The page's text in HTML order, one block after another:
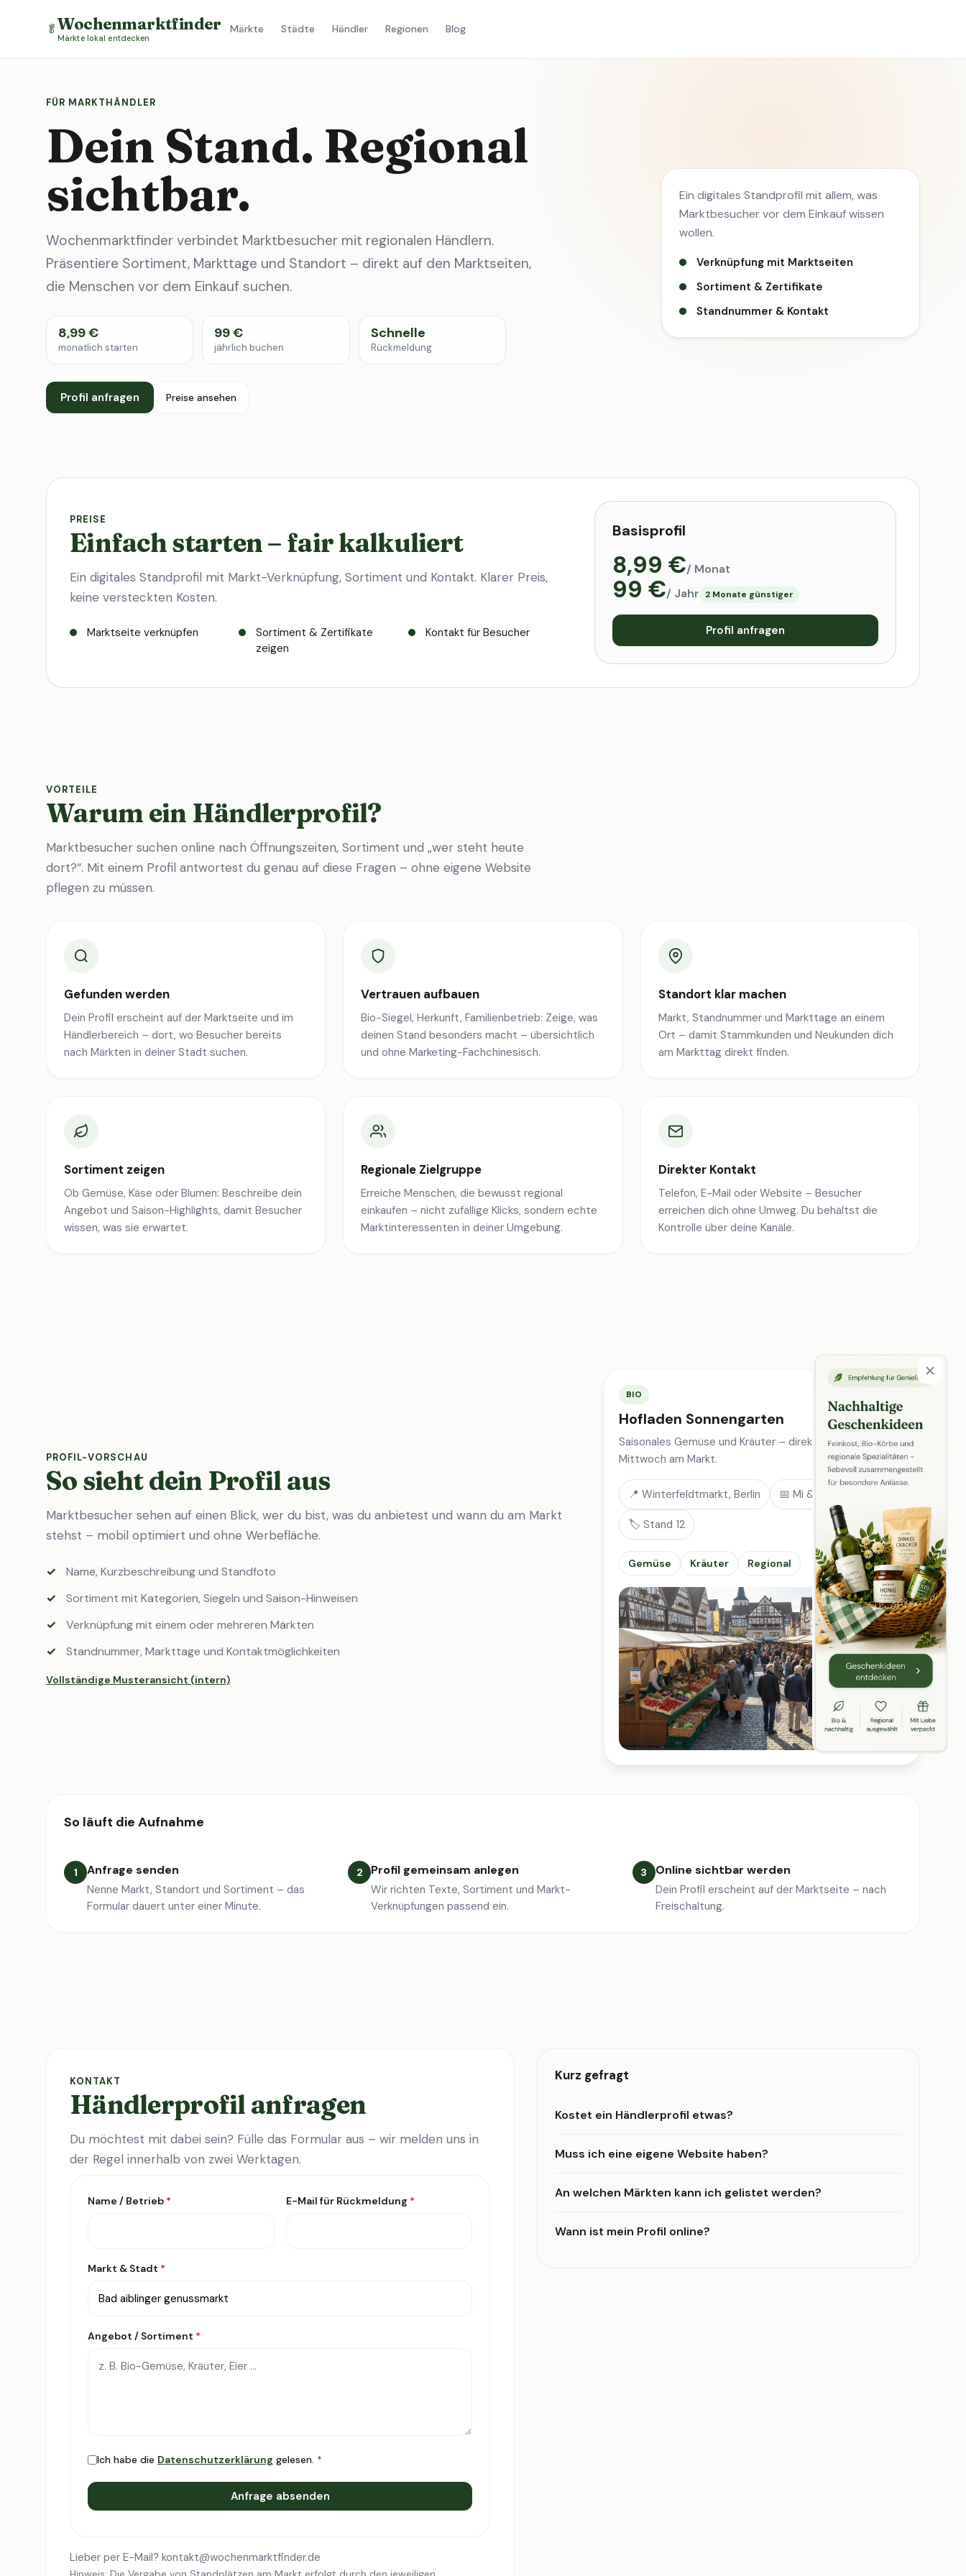
🥬Wochenmarktfinder
Märkte lokal entdecken
Märkte Städte Händler Regionen Blog
FÜR MARKTHÄNDLER
Dein Stand. Regional
sichtbar.
Wochenmarktfinder verbindet Marktbesucher mit regionalen Händlern.
Präsentiere Sortiment, Markttage und Standort – direkt auf den Marktseiten,
die Menschen vor dem Einkauf suchen.
8,99 €
monatlich starten
99 €
jährlich buchen
Schnelle
Rückmeldung
Profil anfragen Preise ansehen
Ein digitales Standprofil mit allem, was
Marktbesucher vor dem Einkauf wissen
wollen.
Verknüpfung mit Marktseiten
Sortiment & Zertifikate
Standnummer & Kontakt
PREISE
Einfach starten – fair kalkuliert
Ein digitales Standprofil mit Markt-Verknüpfung, Sortiment und Kontakt. Klarer Preis,
keine versteckten Kosten.
Marktseite verknüpfen
Sortiment & Zertifikate
zeigen
Kontakt für Besucher
Basisprofil
8,99 €/ Monat
99 €/ Jahr 2 Monate günstiger
Profil anfragen
VORTEILE
Warum ein Händlerprofil?
Marktbesucher suchen online nach Öffnungszeiten, Sortiment und „wer steht heute
dort?“. Mit einem Profil antwortest du genau auf diese Fragen – ohne eigene Website
pflegen zu müssen.
Gefunden werden
Dein Profil erscheint auf der Marktseite und im
Händlerbereich – dort, wo Besucher bereits
nach Märkten in deiner Stadt suchen.
Vertrauen aufbauen
Bio-Siegel, Herkunft, Familienbetrieb: Zeige, was
deinen Stand besonders macht – übersichtlich
und ohne Marketing-Fachchinesisch.
Standort klar machen
Markt, Standnummer und Markttage an einem
Ort – damit Stammkunden und Neukunden dich
am Markttag direkt finden.
Sortiment zeigen
Ob Gemüse, Käse oder Blumen: Beschreibe dein
Angebot und Saison-Highlights, damit Besucher
wissen, was sie erwartet.
Regionale Zielgruppe
Erreiche Menschen, die bewusst regional
einkaufen – nicht zufällige Klicks, sondern echte
Marktinteressenten in deiner Umgebung.
Direkter Kontakt
Telefon, E-Mail oder Website – Besucher
erreichen dich ohne Umweg. Du behältst die
Kontrolle über deine Kanäle.
PROFIL-VORSCHAU
So sieht dein Profil aus
Marktbesucher sehen auf einen Blick, wer du bist, was du anbietest und wann du am Markt
stehst – mobil optimiert und ohne Werbefläche.
Name, Kurzbeschreibung und Standfoto
Sortiment mit Kategorien, Siegeln und Saison-Hinweisen
Verknüpfung mit einem oder mehreren Märkten
Standnummer, Markttage und Kontaktmöglichkeiten
Vollständige Musteransicht (intern)
BIO
Hofladen Sonnengarten
Saisonales Gemüse und Kräuter – direkt vom Feld, jeden
Mittwoch am Markt.
📍 Winterfeldtmarkt, Berlin 📅 Mi & Sa
🏷️ Stand 12
Gemüse Kräuter Regional
So läuft die Aufnahme
1 Anfrage senden
Nenne Markt, Standort und Sortiment – das
Formular dauert unter einer Minute.
2 Profil gemeinsam anlegen
Wir richten Texte, Sortiment und Markt-
Verknüpfungen passend ein.
3 Online sichtbar werden
Dein Profil erscheint auf der Marktseite – nach
Freischaltung.
KONTAKT
Händlerprofil anfragen
Du möchtest mit dabei sein? Fülle das Formular aus – wir melden uns in
der Regel innerhalb von zwei Werktagen.
Name / Betrieb * E-Mail für Rückmeldung *
Markt & Stadt *
Angebot / Sortiment *
Ich habe die Datenschutzerklärung gelesen. *
Anfrage absenden
Lieber per E-Mail? kontakt@wochenmarktfinder.de
Kurz gefragt
Kostet ein Händlerprofil etwas?
Muss ich eine eigene Website haben?
An welchen Märkten kann ich gelistet werden?
Wann ist mein Profil online?